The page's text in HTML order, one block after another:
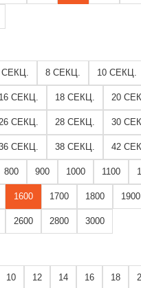
СЕКЦ. 8 СЕКЦ. 10 СЕКЦ.
16 СЕКЦ. 18 СЕКЦ. 20
СЕКЦ. 28 СЕКЦ. 30
СЕКЦ. 38 СЕКЦ. 42
800 900 1000 1100
1600 1700 1800 1900
2600 2800 3000
10 12 14 16 18